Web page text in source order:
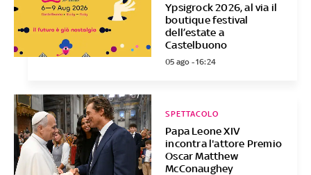
Ypsigrock 2026, al via il
boutique festival
dell’estate a
Castelbuono
05 ago - 16:24
Papa Leone XIV
incontra l'attore Premio
Oscar Matthew
McConaughey
SPETTACOLO